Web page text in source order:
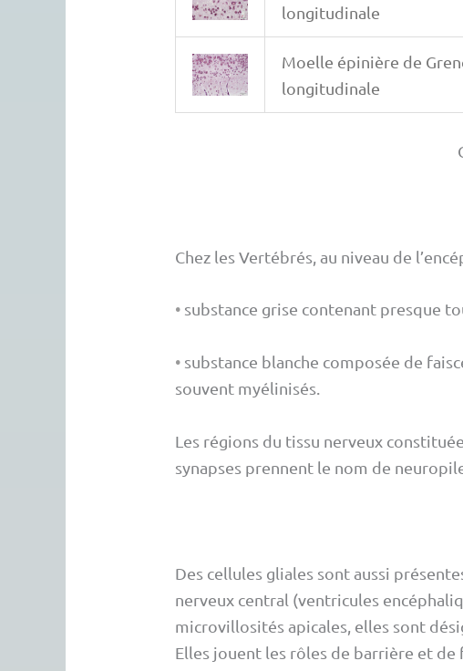
longitudinale
Moelle épinière de
longitudinale
Chez les Vertébrés, au niveau de
• substance grise contenant presque
• substance blanche composée de
souvent myélinisés.
Les régions du tissu nerveux
synapses prennent le nom de
Des cellules gliales sont aussi
nerveux central (ventricules
microvillosités apicales, elles sont
Elles jouent les rôles de barrière et